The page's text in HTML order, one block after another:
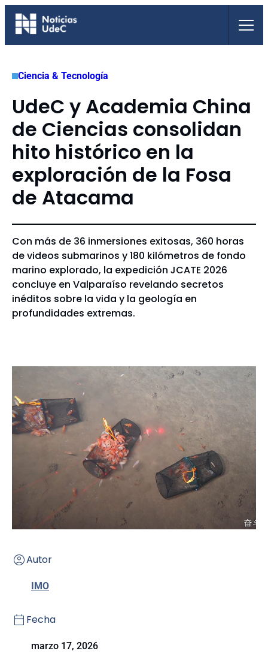
Saltar
Ciencia & Tecnología
UdeC y Academia China
de Ciencias consolidan
hito histórico en la
exploración de la Fosa
de Atacama
Con más de 36 inmersiones exitosas, 360 horas
de videos submarinos y 180 kilómetros de fondo
marino explorado, la expedición JCATE 2026
concluye en Valparaíso revelando secretos
inéditos sobre la vida y la geología en
profundidades extremas.
Autor
IMO
Fecha
marzo 17, 2026